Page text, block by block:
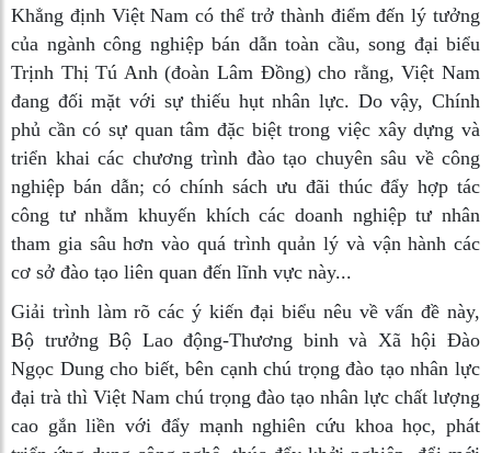
Khẳng định Việt Nam có thể trở thành điểm đến lý tưởng
của ngành công nghiệp bán dẫn toàn cầu, song đại biểu
Trịnh Thị Tú Anh (đoàn Lâm Đồng) cho rằng, Việt Nam
đang đối mặt với sự thiếu hụt nhân lực. Do vậy, Chính
phủ cần có sự quan tâm đặc biệt trong việc xây dựng và
triển khai các chương trình đào tạo chuyên sâu về công
nghiệp bán dẫn; có chính sách ưu đãi thúc đẩy hợp tác
công tư nhằm khuyến khích các doanh nghiệp tư nhân
tham gia sâu hơn vào quá trình quản lý và vận hành các
cơ sở đào tạo liên quan đến lĩnh vực này...
Giải trình làm rõ các ý kiến đại biểu nêu về vấn đề này,
Bộ trưởng Bộ Lao động-Thương binh và Xã hội Đào
Ngọc Dung cho biết, bên cạnh chú trọng đào tạo nhân lực
đại trà thì Việt Nam chú trọng đào tạo nhân lực chất lượng
cao gắn liền với đẩy mạnh nghiên cứu khoa học, phát